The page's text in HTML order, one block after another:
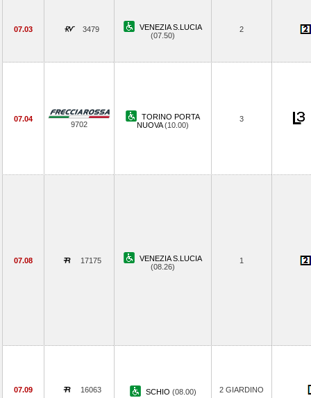
07.03 3479
VENEZIA S.LUCIA
(07.50)
2
07.04
9702
TORINO PORTA
NUOVA(10.00)
3
07.08 17175
VENEZIA S.LUCIA
(08.26)
1
07.09 16063 SCHIO (08.00) 2 GIARDINO